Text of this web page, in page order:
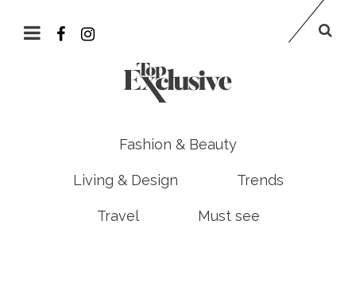
Fashion & Beauty
Living & Design Trends
Travel Must see